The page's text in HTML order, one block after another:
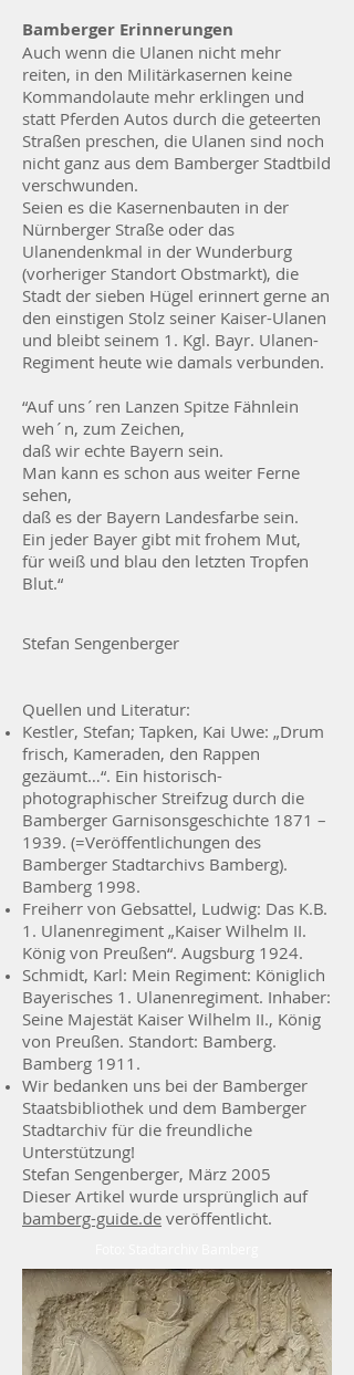
Bamberger Erinnerungen
Auch wenn die Ulanen nicht mehr
reiten, in den Militärkasernen keine
Kommandolaute mehr erklingen und
statt Pferden Autos durch die geteerten
Straßen preschen, die Ulanen sind noch
nicht ganz aus dem Bamberger Stadtbild
verschwunden.
Seien es die Kasernenbauten in der
Nürnberger Straße oder das
Ulanendenkmal in der Wunderburg
(vorheriger Standort Obstmarkt), die
Stadt der sieben Hügel erinnert gerne an
den einstigen Stolz seiner Kaiser-Ulanen
und bleibt seinem 1. Kgl. Bayr. Ulanen-
Regiment heute wie damals verbunden.
“Auf uns´ren Lanzen Spitze Fähnlein
weh´n, zum Zeichen,
daß wir echte Bayern sein.
Man kann es schon aus weiter Ferne
sehen,
daß es der Bayern Landesfarbe sein.
Ein jeder Bayer gibt mit frohem Mut,
für weiß und blau den letzten Tropfen
Blut.“
Stefan Sengenberger
Quellen und Literatur:
Kestler, Stefan; Tapken, Kai Uwe: „Drum
frisch, Kameraden, den Rappen
gezäumt…“. Ein historisch-
photographischer Streifzug durch die
Bamberger Garnisonsgeschichte 1871 –
1939. (=Veröffentlichungen des
Bamberger Stadtarchivs Bamberg).
Bamberg 1998.
Freiherr von Gebsattel, Ludwig: Das K.B.
1. Ulanenregiment „Kaiser Wilhelm II.
König von Preußen“. Augsburg 1924.
Schmidt, Karl: Mein Regiment: Königlich
Bayerisches 1. Ulanenregiment. Inhaber:
Seine Majestät Kaiser Wilhelm II., König
von Preußen. Standort: Bamberg.
Bamberg 1911.
Wir bedanken uns bei der Bamberger
Staatsbibliothek und dem Bamberger
Stadtarchiv für die freundliche
Unterstützung!
Stefan Sengenberger, März 2005
Dieser Artikel wurde ursprünglich auf
bamberg-guide.de veröffentlicht.